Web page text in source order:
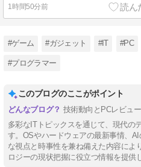
1時間50分前
#ゲーム #ガジェット #IT #PC
#プログラマー
このブログのここがポイント
技術動向とPCレビュ
多彩なITトピックスを通じて、現代の
す。OSやハードウェアの最新事情、
な視点と時事性を兼ね備えた内容によ
ロジーの現状把握に役立つ情報を提供